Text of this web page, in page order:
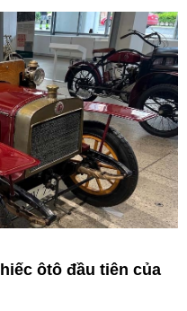
ôtô đầu tiên của